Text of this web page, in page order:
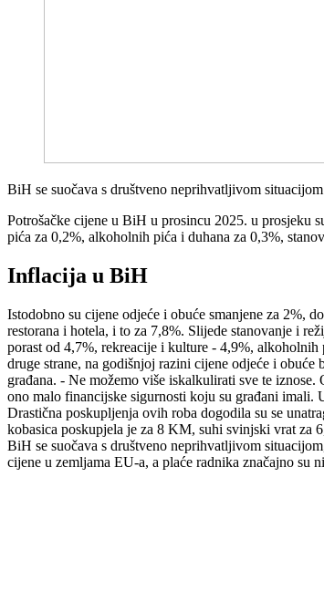
BiH se suočava s društveno neprihvatljivom
Potrošačke cijene u BiH u prosincu 2025. u prosjeku
pića za 0,2%, alkoholnih pića i duhana za 0,3%,
Inflacija u BiH
Istodobno su cijene odjeće i obuće smanjene za 2%,
restorana i hotela, i to za 7,8%. Slijede stanovanje i
porast od 4,7%, rekreacije i kulture - 4,9%,
druge strane, na godišnjoj razini cijene odjeće i
građana. - Ne možemo više iskalkulirati sve te
ono malo financijske sigurnosti koju su građani imali.
Drastična poskupljenja ovih roba dogodila su se
kobasica poskupjela je za 8 KM, suhi svinjski vrat za
BiH se suočava s društveno neprihvatljivom
cijene u zemljama EU-a, a plaće radnika značajno su